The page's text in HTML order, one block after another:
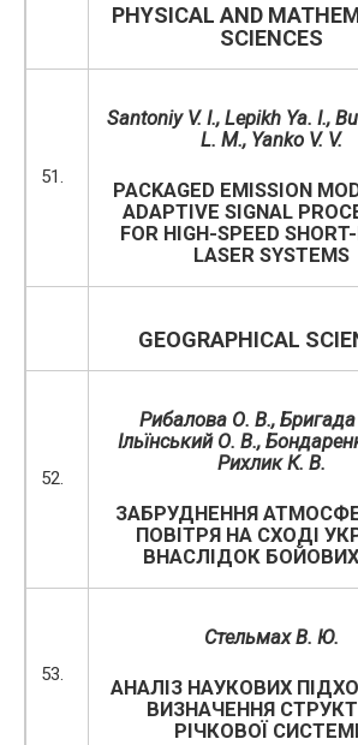
PHYSICAL AND
SCIENCES
51.
Santoniy V. I., Lepikh Ya. I.,
L. M., Yanko V. V.
PACKAGED EMISSION
ADAPTIVE SIGNAL
FOR HIGH-SPEED
LASER SYSTEMS
GEOGRAPHICAL
52.
Рибалова О. В.,
Ільїнський О. В.,
Рихлик К. В.
ЗАБРУДНЕННЯ
ПОВІТРЯ НА СХОДІ
ВНАСЛІДОК БОЙОВИХ
53.
Стельмах В. Ю.
АНАЛІЗ НАУКОВИХ
ВИЗНАЧЕННЯ
РІЧКОВОЇ